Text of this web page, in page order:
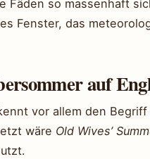
Fäden so massenhaft
Fenster, das
auf
vor allem den Begriff
wäre Old Wives’